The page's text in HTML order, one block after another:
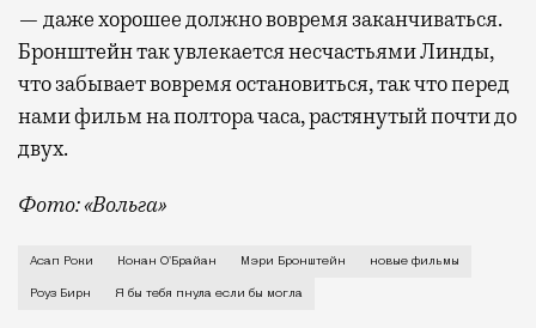
— даже хорошее должно вовремя заканчиваться.
Бронштейн так увлекается несчастьями Линды,
что забывает вовремя остановиться, так что перед
нами фильм на полтора часа, растянутый почти до
двух.
Фото: «Вольга»
Актрису Роуз Бирн все знают как миловидную
Асап Роки Конан О'Брайан Мэри Бронштейн новые фильмы
Роуз Бирн Я бы тебя пнула если бы могла